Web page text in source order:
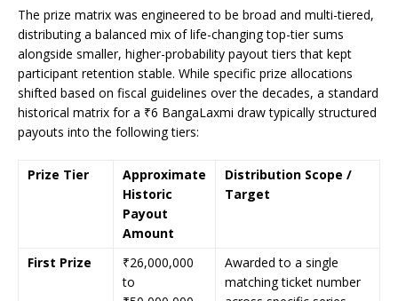
The prize matrix was engineered to be broad and multi-tiered,
distributing a balanced mix of life-changing top-tier sums
alongside smaller, higher-probability payout tiers that kept
participant retention stable. While specific prize allocations
shifted based on fiscal guidelines over the decades, a standard
historical matrix for a ₹6 BangaLaxmi draw typically structured
payouts into the following tiers:
Prize Tier
Approximate
Historic
Payout
Amount
Distribution Scope /
Target
First Prize
₹26,000,000
to
Awarded to a single
matching ticket number